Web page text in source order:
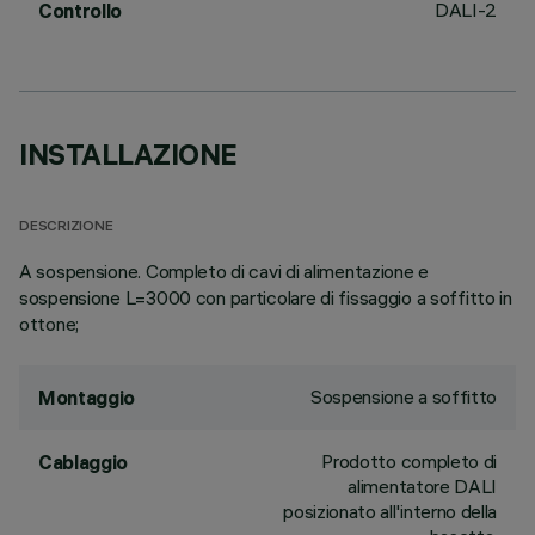
Controllo DALI-2
INSTALLAZIONE
DESCRIZIONE
A sospensione. Completo di cavi di alimentazione e
sospensione L=3000 con particolare di fissaggio a soffitto in
ottone;
Montaggio Sospensione a soffitto
Cablaggio
Prodotto completo di
alimentatore DALI
posizionato all'interno della